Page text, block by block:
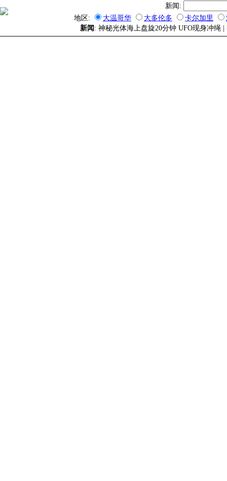
新闻:
地区:
大温哥华 大多伦多 卡尔加里
新闻 : 神秘光体海上盘旋20分钟 UFO现身冲绳 |